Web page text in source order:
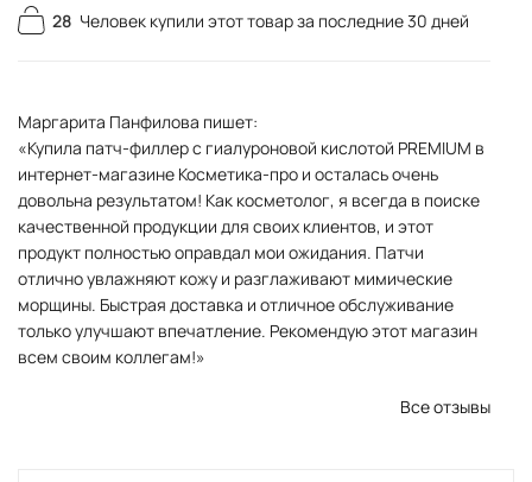
28 Человек купили этот товар за последние 30 дней
Маргарита Панфилова пишет:
«Купила патч-филлер с гиалуроновой кислотой PREMIUM в
интернет-магазине Косметика-про и осталась очень
довольна результатом! Как косметолог, я всегда в поиске
качественной продукции для своих клиентов, и этот
продукт полностью оправдал мои ожидания. Патчи
отлично увлажняют кожу и разглаживают мимические
морщины. Быстрая доставка и отличное обслуживание
только улучшают впечатление. Рекомендую этот магазин
всем своим коллегам!»
Все отзывы